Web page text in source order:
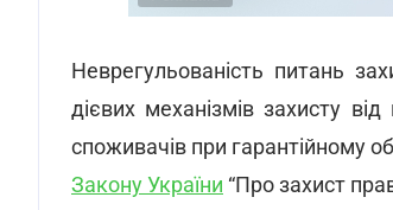
Неврегульованість питань
дієвих механізмів захисту
споживачів при гарантійному
Закону України “Про захист